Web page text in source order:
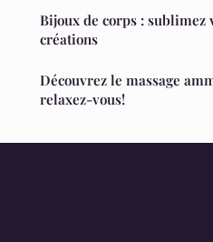
Bijoux de corps : sublimez
créations
Découvrez le massage
relaxez-vous!